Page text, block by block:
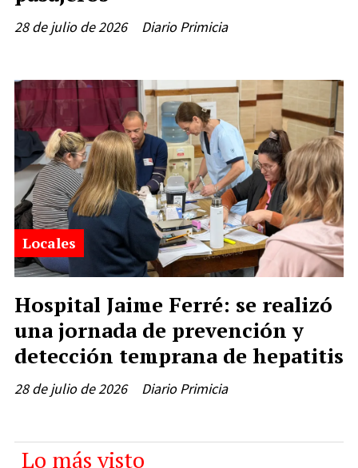
Diario Primicia
28 de julio de 2026
Hospital Jaime Ferré: se realizó
una jornada de prevención y
detección temprana de hepatitis
Diario Primicia
Locales
28 de julio de 2026
Lo más visto